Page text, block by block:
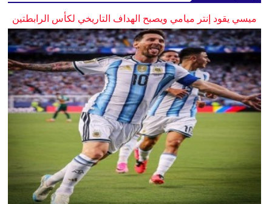
ميسي يقود إنتر ميامي ويصبح الهداف التاريخي لكأس الرابطتين